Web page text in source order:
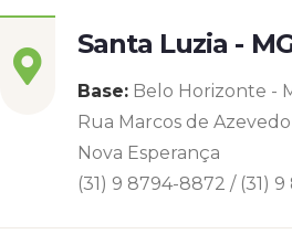
Santa Luzia -
Base: Belo Horizonte -
Rua Marcos de
Nova Esperança
(31) 9 8794-8872 / (31)